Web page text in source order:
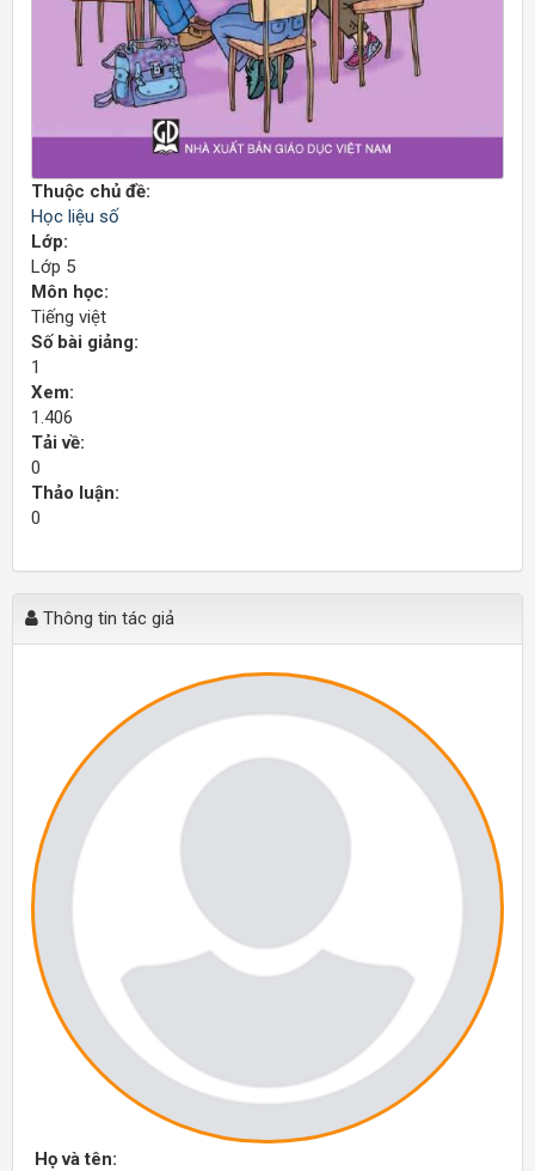
Thuộc chủ đề:
Học liệu số
Lớp:
Lớp 5
Môn học:
Tiếng việt
Số bài giảng:
1
Xem:
1.406
Tải về:
0
Thảo luận:
0
Thông tin tác giả
Họ và tên: